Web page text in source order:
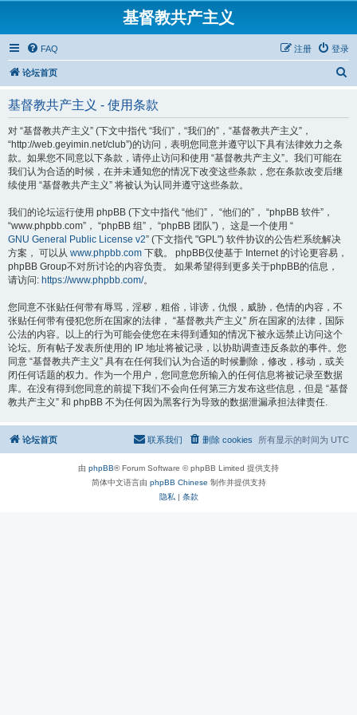
基督教共产主义
FAQ 登录
注册
论坛首页
基督教共产主义 - 使用条款
对 “基督教共产主义” (下文中指代 “我们”，“我们的”，“基督教共产主义”，
“http://web.geyimin.net/club”)的访问，表明您同意并遵守以下具有法律效力之条
款。如果您不同意以下条款，请停止访问和使用 “基督教共产主义”。我们可能在
我们认为合适的时候，在并未通知您的情况下改变这些条款，您在条款改变后继
续使用 “基督教共产主义” 将被认为认同并遵守这些条款。
我们的论坛运行使用 phpBB (下文中指代 “他们”， “他们的”， “phpBB 软件”，
“www.phpbb.com”， “phpBB 组”， “phpBB 团队”)， 这是一个使用 “
GNU General Public License v2” (下文指代 "GPL") 软件协议的公告栏系统解决
方案， 可以从 www.phpbb.com 下载。 phpBB仅使基于 Internet 的讨论更容易，
phpBB Group不对所讨论的内容负责。 如果希望得到更多关于phpBB的信息，
请访问: https://www.phpbb.com/。
您同意不张贴任何带有辱骂，淫秽，粗俗，诽谤，仇恨，威胁，色情的内容，不
张贴任何带有侵犯您所在国家的法律， “基督教共产主义” 所在国家的法律，国际
公法的内容。以上的行为可能会使您在未得到通知的情况下被永远禁止访问这个
论坛。所有帖子发表所使用的 IP 地址将被记录，以协助调查违反条款的事件。您
同意 “基督教共产主义” 具有在任何我们认为合适的时候删除，修改，移动，或关
闭任何话题的权力。作为一个用户，您同意您所输入的任何信息将被记录至数据
库。在没有得到您同意的前提下我们不会向任何第三方发布这些信息，但是 “基督
教共产主义” 和 phpBB 不为任何因为黑客行为导致的数据泄漏承担法律责任.
论坛首页 所有显示的时间为 UTC
删除 cookies
联系我们
由 phpBB® Forum Software © phpBB Limited 提供支持
简体中文语言由 phpBB Chinese 制作并提供支持
隐私 | 条款